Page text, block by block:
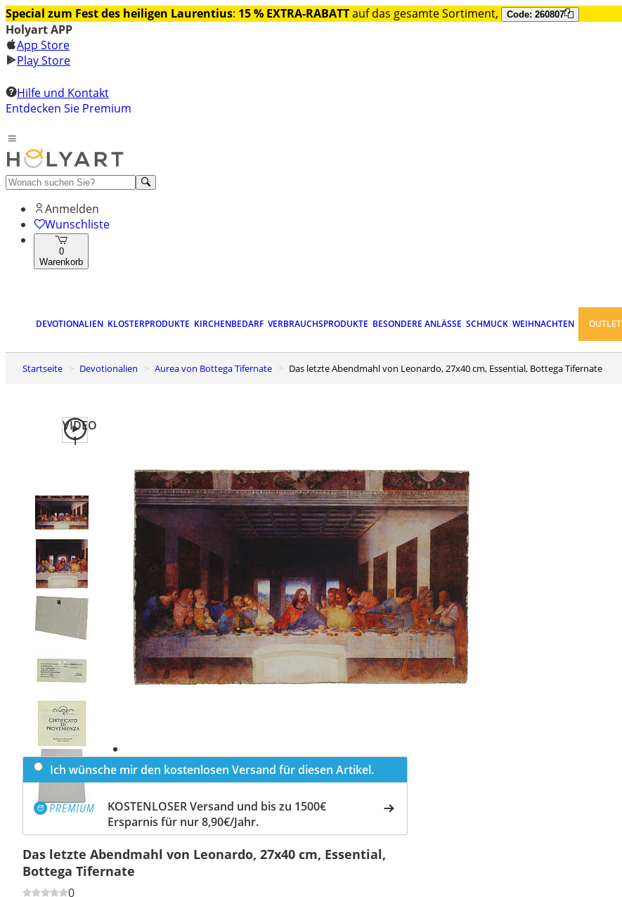
Special zum Fest des heiligen Laurentius: 15 % EXTRA-RABATTauf das gesamte Sortiment, Code: 260807
Holyart APP
App Store
Play Store
Hilfe und Kontakt
Entdecken Sie Premium
Anmelden
Wunschliste
0
Warenkorb
DEVOTIONALIEN KLOSTERPRODUKTE KIRCHENBEDARF VERBRAUCHSPRODUKTE BESONDERE ANLÄSSE SCHMUCK WEIHNACHTEN OUTLET
Startseite Devotionalien Aurea von Bottega Tifernate Das letzte Abendmahl von Leonardo, 27x40 cm, Essential, Bottega Tifernate
VIDEO
1
Previous
slide
Next
slide
Ich wünsche mir den kostenlosen Versand für diesen Artikel.
KOSTENLOSER Versand und bis zu 1500€
Ersparnis für nur 8,90€/Jahr.
Das letzte Abendmahl von Leonardo, 27x40 cm, Essential,
Bottega Tifernate
0